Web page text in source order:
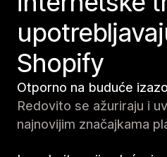
Shopify
Otporno na buduće
Redovito se ažuriraju i
najnovijim značajkama